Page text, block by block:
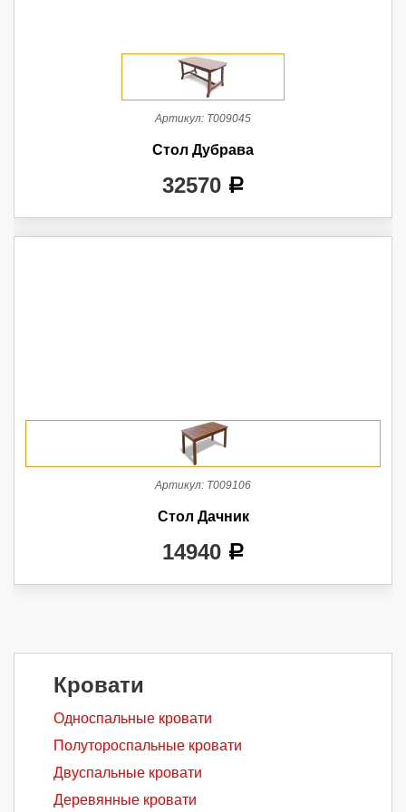
Артикул: Т009045
Стол Дубрава
32570 a
Артикул: Т009106
Стол Дачник
14940 a
Кровати
Односпальные кровати
Полутороспальные кровати
Двуспальные кровати
Деревянные кровати